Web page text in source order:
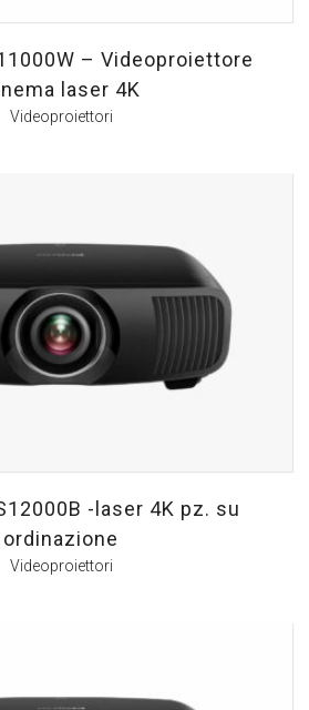
– Videoproiettore
laser 4K
Videoproiettori
-laser 4K pz. su
ordinazione
Videoproiettori